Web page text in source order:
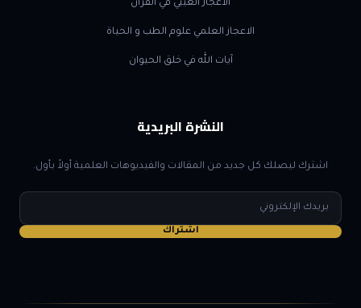
الاعجاز الغيبي في القرآن
الاعجاز العلمي علوم الطب و الحياة
آيات الله في خلق الحيوان
النشرة البريدية
اشترك ليصلك كل جديد من المقالات والفيديوهات العلمية أولاً بأول.
البريد
الإلكتروني
اشتراك